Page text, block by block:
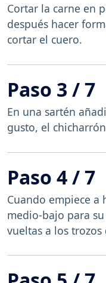
Cortar la carne en
después hacer
cortar el cuero.
Paso 3 / 7
En una sartén
gusto, el
Paso 4 / 7
Cuando empiece a
medio-bajo para
vueltas a los